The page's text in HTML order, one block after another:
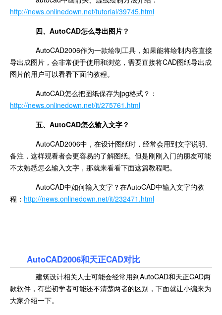
http://news.onlinedown.net/tutorial/39745.html
四、AutoCAD怎么导出图片？
AutoCAD2006作为一款绘制工具，如果能将绘制内容直接
导出成图片，会非常便于使用和浏览，需要直接将CAD图纸导出成
图片的用户可以看看下面的教程。
AutoCAD怎么把图纸保存为jpg格式？：
http://news.onlinedown.net/it/275761.html
五、AutoCAD怎么输入文字？
AutoCAD2006中，在设计图纸时，经常会用到文字说明、
备注，这样观看者会更容易的了解图纸。但是刚刚入门的朋友可能
不太熟悉怎么输入文字，那就来看看下面这篇教程吧。
AutoCAD中如何输入文字？在AutoCAD中输入文字的教
程： http://news.onlinedown.net/it/232471.html
AutoCAD2006和天正CAD对比
建筑设计相关人士可能会经常用到AutoCAD和天正CAD两
款软件，有些初学者可能还不清楚两者的区别，下面就让小编来为
大家介绍一下。